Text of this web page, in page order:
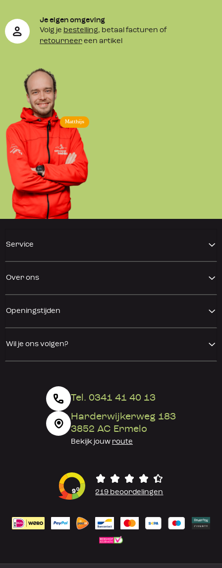
Matthijs
Je eigen omgeving
Volg je bestelling, betaal facturen of
retourneer een artikel
Service
Over ons
Openingstijden
Wil je ons volgen?
Tel. 0341 41 40 13
Harderwijkerweg 183
3852 AC Ermelo
Bekijk jouw route
90 219 beoordelingen